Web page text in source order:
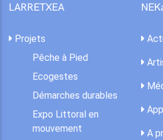
LARRETXEA
Projets
Pêche à Pied
Ecogestes
Démarches durables
Expo Littoral en
mouvement
A